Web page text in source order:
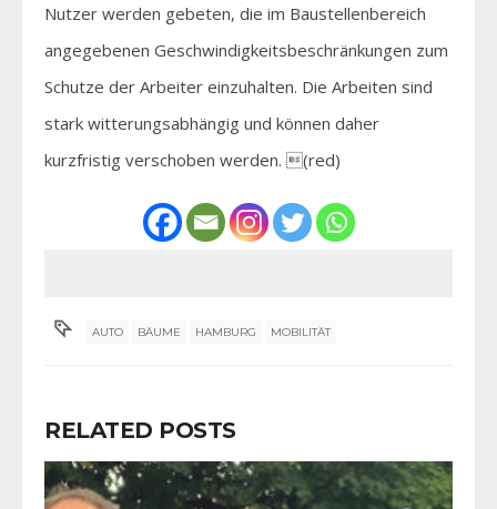
Nutzer werden gebeten, die im Baustellenbereich
angegebenen Geschwindigkeitsbeschränkungen zum
Schutze der Arbeiter einzuhalten. Die Arbeiten sind
stark witterungsabhängig und können daher
kurzfristig verschoben werden. (red)
AUTO BÄUME HAMBURG MOBILITÄT
RELATED POSTS